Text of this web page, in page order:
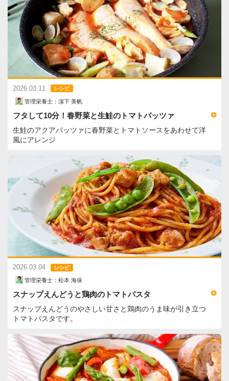
2026.03.11 レシピ
管理栄養士：濵下 美帆
フタして10分！春野菜と生鮭のトマトパッツァ
生鮭のアクアパッツァに春野菜とトマトソースをあわせて洋
風にアレンジ
2026.03.04 レシピ
管理栄養士：松本 海保
スナップえんどうと鶏肉のトマトパスタ
スナップえんどうのやさしい甘さと鶏肉のうま味が引き立つ
トマトパスタです。